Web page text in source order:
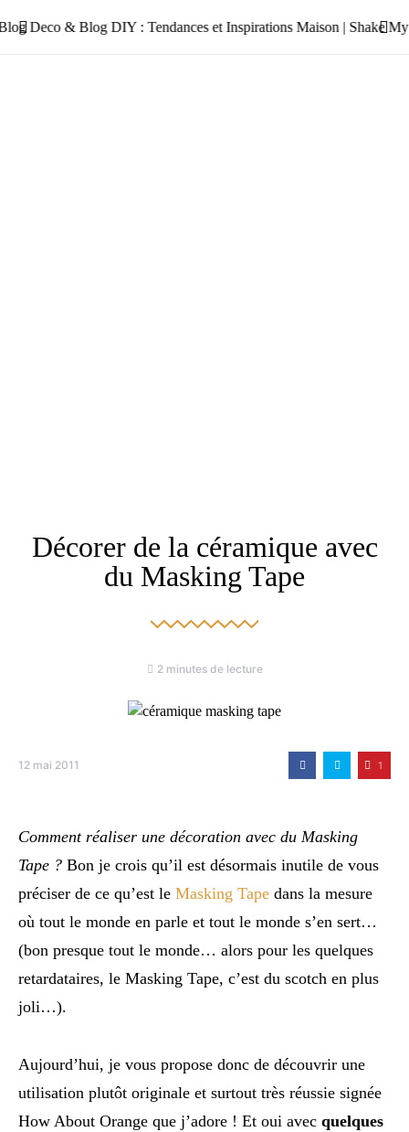
Décorer de la céramique avec
du Masking Tape
2 minutes de lecture
12 mai 2011 1
Comment réaliser une décoration avec du Masking
Tape ? Bon je crois qu’il est désormais inutile de vous
préciser de ce qu’est le Masking Tape dans la mesure
où tout le monde en parle et tout le monde s’en sert…
(bon presque tout le monde… alors pour les quelques
retardataires, le Masking Tape, c’est du scotch en plus
joli…).
Aujourd’hui, je vous propose donc de découvrir une
utilisation plutôt originale et surtout très réussie signée
How About Orange que j’adore ! Et oui avec quelques